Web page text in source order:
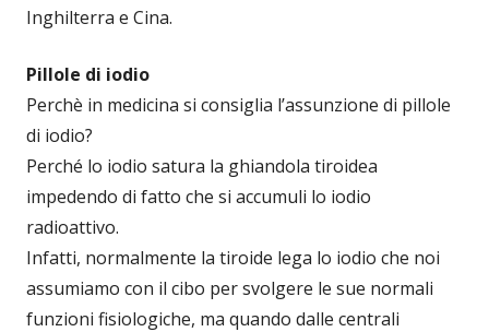
Inghilterra e Cina.
Pillole di iodio
Perchè in medicina si consiglia l’assunzione di pillole
di iodio?
Perché lo iodio satura la ghiandola tiroidea
impedendo di fatto che si accumuli lo iodio
radioattivo.
Infatti, normalmente la tiroide lega lo iodio che noi
assumiamo con il cibo per svolgere le sue normali
funzioni fisiologiche, ma quando dalle centrali